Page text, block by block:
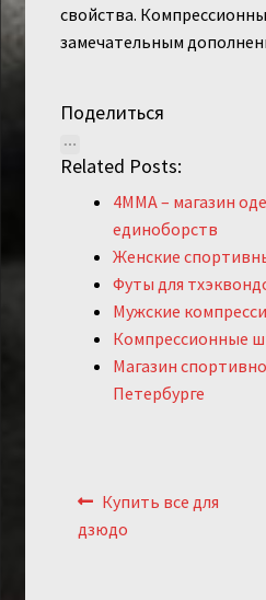
свойства.
замечательным
Поделиться
Related Posts:
4MMA – магазин
единоборств
Женские
Футы для
Мужские
Компрессионные
Магазин
Петербурге
по
записям
Предыдущий:
Купить все для
дзюдо